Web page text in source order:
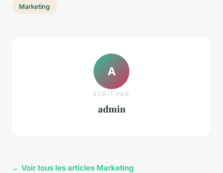
Marketing
A
ECRIT PAR
admin
← Voir tous les articles Marketing